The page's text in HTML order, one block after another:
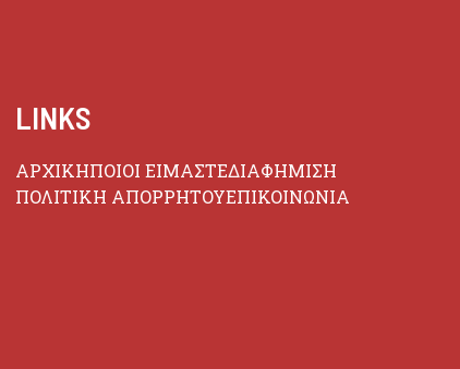
LINKS
ΑΡΧΙΚΗΠΟΙΟΙ ΕΙΜΑΣΤΕΔΙΑΦΗΜΙΣΗ
ΠΟΛΙΤΙΚΗ ΑΠΟΡΡΗΤΟΥΕΠΙΚΟΙΝΩΝΙΑ